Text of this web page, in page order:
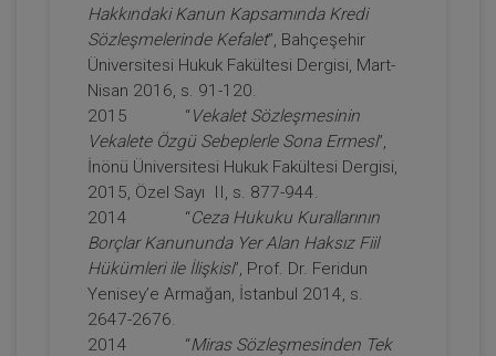
360 TL Sepete Ekle
Tüketici Hukuku Enstitüsü
Hakkındaki Kanun Kapsamında Kredi
Sözleşmelerinde Kefalet”, Bahçeşehir
Üniversitesi Hukuk Fakültesi Dergisi, Mart-
Nisan 2016, s. 91-120.
2015 “Vekalet Sözleşmesinin
Vekalete Özgü Sebeplerle Sona Ermesi”,
İnönü Üniversitesi Hukuk Fakültesi Dergisi,
2015, Özel Sayı II, s. 877-944.
2014 “Ceza Hukuku Kurallarının
Borçlar Kanununda Yer Alan Haksız Fiil
Hükümleri ile İlişkisi”, Prof. Dr. Feridun
Yenisey’e Armağan, İstanbul 2014, s.
2647-2676.
2014 “Miras Sözleşmesinden Tek